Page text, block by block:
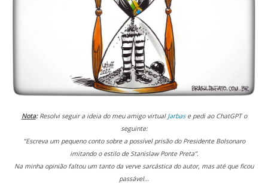
Nota:Resolvi seguir a ideia do meu amigo virtual Jarbase pedi ao ChatGPT o
seguinte:
“Escreva um pequeno conto sobre a possível prisão do Presidente Bolsonaro
imitando o estilo de Stanislaw Ponte Preta”.
Na minha opinião faltou um tanto da verve sarcástica do autor, mas até que ficou
passável…